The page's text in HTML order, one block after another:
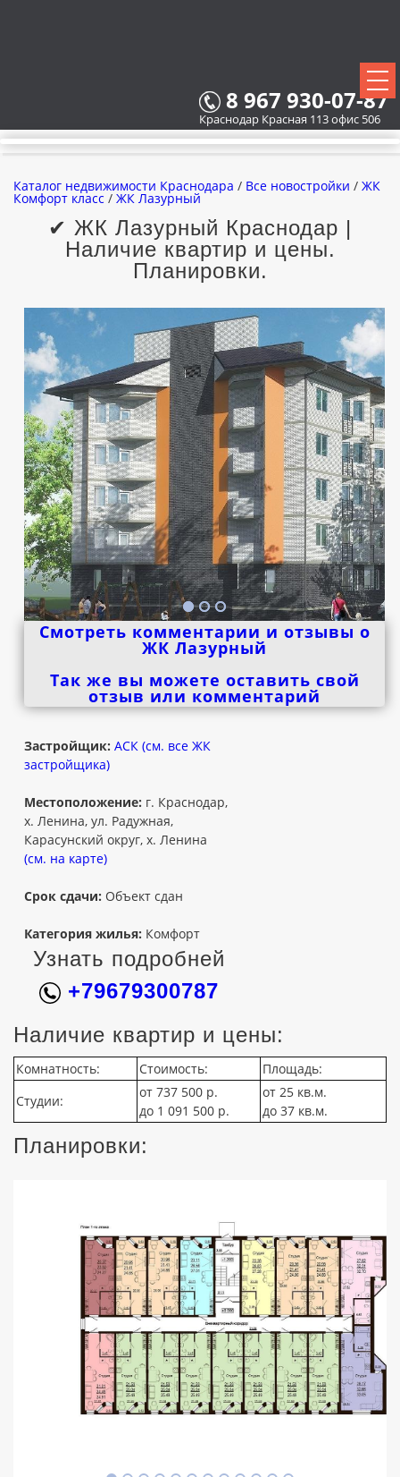
8 967 930-07-87
Краснодар Красная 113 офис 506
ВСЕ НОВОСТРОЙКИ
ЗАСТРОЙЩИКИ
ВСЕ КОТТЕДЖНЫЕ ПОСЕЛКИ
Каталог недвижимости Краснодара / Все новостройки / ЖК
Комфорт класс / ЖК Лазурный
✔ ЖК Лазурный Краснодар |
Наличие квартир и цены.
Планировки.
Смотреть комментарии и отзывы о
ЖК Лазурный
Так же вы можете оставить свой
отзыв или комментарий
Застройщик: АСК (см. все ЖК
застройщика)
Местоположение: г. Краснодар,
х. Ленина, ул. Радужная,
Карасунский округ, х. Ленина
(см. на карте)
Срок сдачи: Объект сдан
Категория жилья: Комфорт
Узнать подробней
+79679300787
Наличие квартир и цены:
Комнатность: Стоимость:
Площадь:
Студии:
от 737 500 р.
до 1 091 500 р.
от 25 кв.м.
до 37 кв.м.
Планировки: